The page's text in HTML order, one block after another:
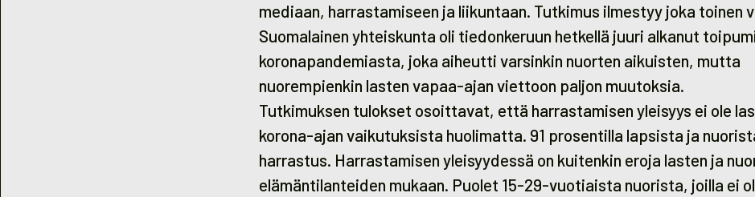
mediaan, harrastamiseen ja liikuntaan. Tutkimus ilmestyy joka toinen
Suomalainen yhteiskunta oli tiedonkeruun hetkellä juuri alkanut
koronapandemiasta, joka aiheutti varsinkin nuorten aikuisten, mutta
nuorempienkin lasten vapaa-ajan viettoon paljon muutoksia.
Tutkimuksen tulokset osoittavat, että harrastamisen yleisyys ei ole
korona-ajan vaikutuksista huolimatta. 91 prosentilla lapsista ja
harrastus. Harrastamisen yleisyydessä on kuitenkin eroja lasten ja
elämäntilanteiden mukaan. Puolet 15-29-vuotiaista nuorista, joilla ei